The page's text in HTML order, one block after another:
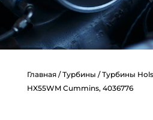
Главная/Турбины /Турбины
HX55WM Cummins, 4036776